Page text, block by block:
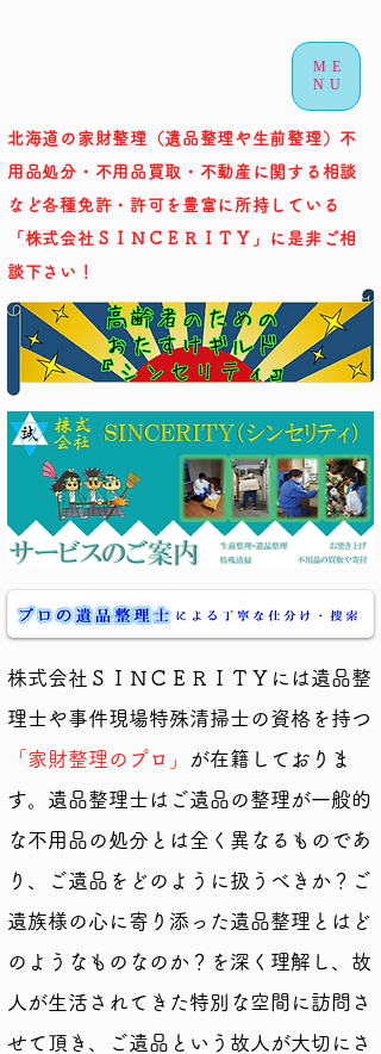
北海道の家財整理（遺品整理や生前整理）不
用品処分・不用品買取・不動産に関する相談
など各種免許・許可を豊富に所持している
「株式会社ＳＩＮＣＥＲＩＴＹ」に是非ご相
談下さい！
ME
NU
株式会社ＳＩＮＣＥＲＩＴＹには遺品整
理士や事件現場特殊清掃士の資格を持つ
「家財整理のプロ」
が在籍しておりま
す。遺品整理士はご遺品の整理が一般的
な不用品の処分とは全く異なるものであ
り、ご遺品をどのように扱うべきか？ご
遺族様の心に寄り添った遺品整理とはど
のようなものなのか？を深く理解し、故
人が生活されてきた特別な空間に訪問さ
せて頂き、ご遺品という故人が大切にさ